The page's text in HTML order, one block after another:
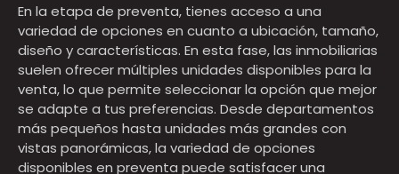
En la etapa de preventa, tienes acceso a una
variedad de opciones en cuanto a ubicación, tamaño,
diseño y características. En esta fase, las inmobiliarias
suelen ofrecer múltiples unidades disponibles para la
venta, lo que permite seleccionar la opción que mejor
se adapte a tus preferencias. Desde departamentos
más pequeños hasta unidades más grandes con
vistas panorámicas, la variedad de opciones
disponibles en preventa puede satisfacer una